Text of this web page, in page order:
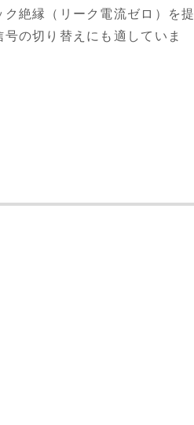
絶縁（リーク電流ゼロ）を提
の切り替えにも適していま